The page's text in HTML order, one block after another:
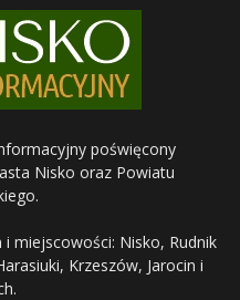
poświęcony
Nisko oraz Powiatu
miejscowości: Nisko, Rudnik
Krzeszów, Jarocin i